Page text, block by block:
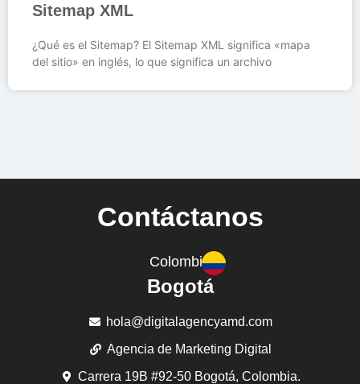
Sitemap XML
¿Qué es el Sitemap? El Sitemap XML significa «mapa
del sitio» en inglés, lo que significa un archivo
Contáctanos
Colombia
Bogotá
hola@digitalagencyamd.com
Agencia de Marketing Digital
Carrera 19B #92-50 Bogotá, Colombia.